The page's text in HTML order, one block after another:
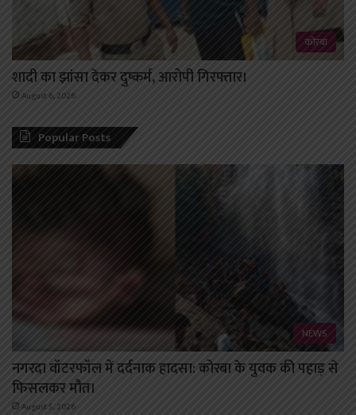
कोरबा
शादी का झांसा देकर दुष्कर्म, आरोपी गिरफ्तार।
August 6, 2026
Popular Posts
NEWS
नगरदा वॉटरफॉल में दर्दनाक हादसा: कोरबा के युवक की पहाड़ से
फिसलकर मौत।
August 5, 2026